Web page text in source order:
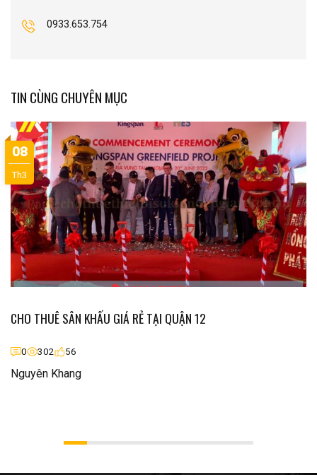
0933.653.754
TIN CÙNG CHUYÊN MỤC
CHO THUÊ SÂN KHẤU GIÁ RẺ TẠI QUẬN 12
0 302 56
Nguyên Khang
08
Th3